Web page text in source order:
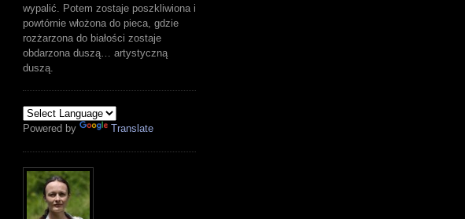
wypalić. Potem zostaje poszkliwiona i
powtórnie włożona do pieca, gdzie
rozżarzona do białości zostaje
obdarzona duszą… artystyczną
duszą.
Powered by Translate